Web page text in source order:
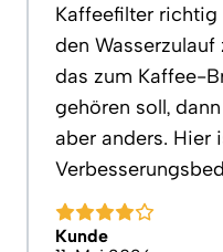
Kaffeefilter
den Wasserzulauf
das zum Kaffee-
gehören soll,
aber anders. Hier
Kunde